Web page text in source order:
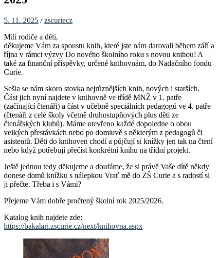
5. 11. 2025 /zscuriecz
Milí rodiče a děti,
děkujeme Vám za spoustu knih, které jste nám darovali během září a
října v rámci výzvy Do nového školního roku s novou knihou! A
také za finanční příspěvky, určené knihovnám, do Nadačního fondu
Curie.
Sešla se nám skoro stovka nejrůznějších knih, nových i starších.
Část jich nyní najdete v knihovně ve třídě MNŽ v 1. patře
(začínající čtenáři) a část v učebně speciálních pedagogů ve 4. patře
(čtenáři z celé školy včetně druhostupňových plus děti ze
čtenářských klubů). Máme otevřeno každé dopoledne o obou
velkých přestávkách nebo po domluvě s některým z pedagogů či
asistentů. Děti do knihoven chodí a půjčují si knížky jen tak na čtení
nebo když potřebují přečíst konkrétní knihu na třídní projekt.
Ještě jednou tedy děkujeme a doufáme, že si právě Vaše dítě někdy
donese domů knížku s nálepkou Vrať mě do ZŠ Curie a s radostí si
ji přečte. Třeba i s Vámi?
Přejeme Vám dobře pročtený školní rok 2025/2026.
Katalog knih najdete zde:
https://bakalari.zscurie.cz/next/knihovna.aspx